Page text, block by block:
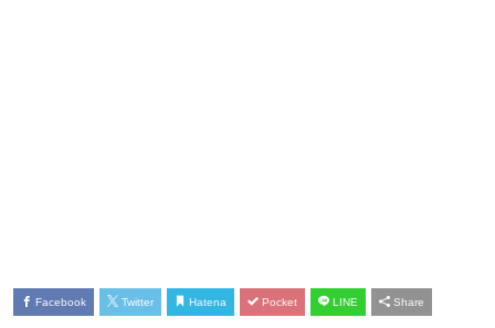
Facebook Twitter Hatena Pocket LINE Share